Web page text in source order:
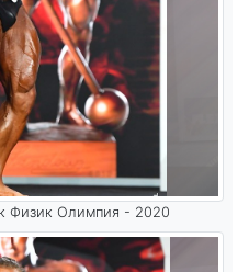
Физик Олимпия - 2020